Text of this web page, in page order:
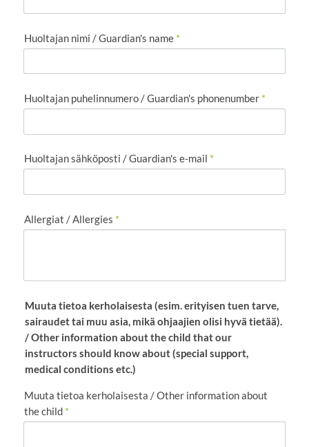
Huoltajan nimi / Guardian's name *
Huoltajan puhelinnumero / Guardian's phonenumber *
Huoltajan sähköposti / Guardian's e-mail *
Allergiat / Allergies *
Muuta tietoa kerholaisesta (esim. erityisen tuen tarve,
sairaudet tai muu asia, mikä ohjaajien olisi hyvä tietää).
/ Other information about the child that our
instructors should know about (special support,
medical conditions etc.)
Muuta tietoa kerholaisesta / Other information about
the child *